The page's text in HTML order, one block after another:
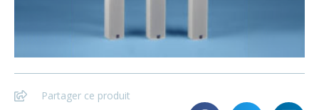
Partager ce produit